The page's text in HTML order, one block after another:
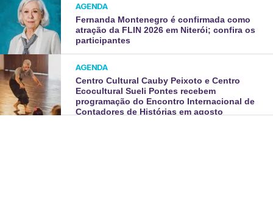
AGENDA
Fernanda Montenegro é confirmada como
atração da FLIN 2026 em Niterói; confira os
participantes
AGENDA
Centro Cultural Cauby Peixoto e Centro
Ecocultural Sueli Pontes recebem
programação do Encontro Internacional de
Contadores de Histórias em agosto